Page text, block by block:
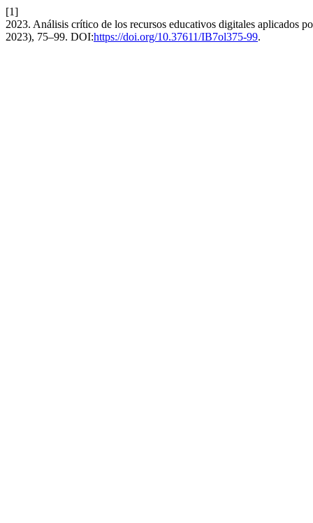
[1]
2023. Análisis crítico de los recursos educativos digitales aplicados
2023), 75–99. DOI:https://doi.org/10.37611/IB7ol375-99.